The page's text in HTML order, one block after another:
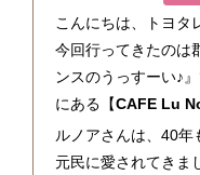
こんにちは、トヨタ
今回行ってきたのは
ンスのうっすーい♪
にある【CAFE Lu
ルノアさんは、40
元民に愛されてきま